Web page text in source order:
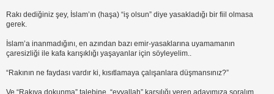
Rakı dediğiniz şey, İslam’ın (haşa) “iş olsun” diye yasakladığı bir fiil olmasa
gerek.
İslam’a inanmadığını, en azından bazı emir-yasaklarına uyamamanın
çaresizliği ile kafa karışıklığı yaşayanlar için söyleyelim..
“Rakının ne faydası vardır ki, kısıtlamaya çalışanlara düşmansınız?”
Ve “Rakıya dokunma” talebine, “eyvallah” karşılığı veren adayımıza soralım..